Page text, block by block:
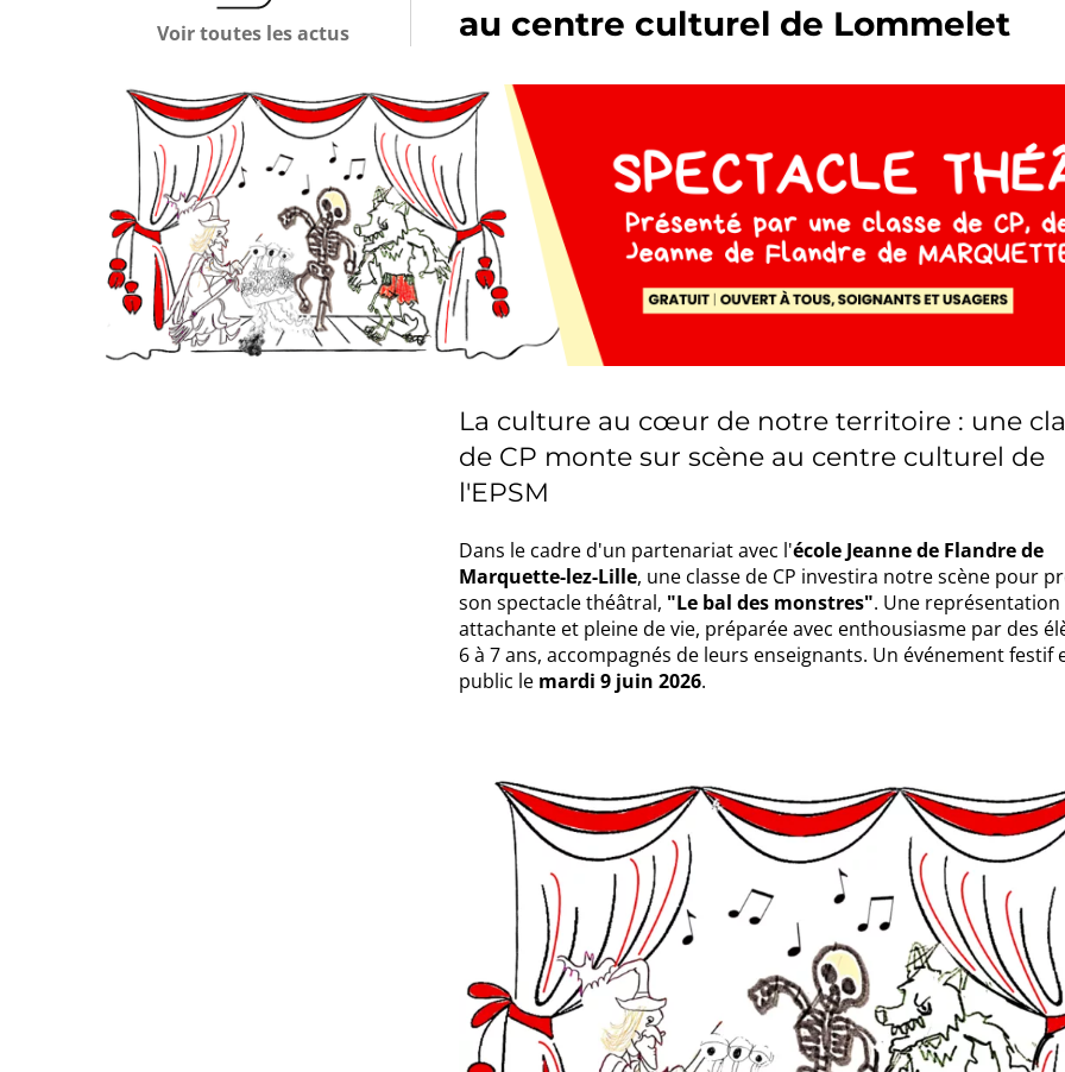
Voir toutes les actus
au centre culturel de Lommelet
La culture au cœur de notre territoire : une
de CP monte sur scène au centre culturel de
l'EPSM
Dans le cadre d'un partenariat avec l'école Jeanne de Flandre de
Marquette-lez-Lille, une classe de CP investira notre scène pour
son spectacle théâtral, "Le bal des monstres". Une représentation
attachante et pleine de vie, préparée avec enthousiasme par des
6 à 7 ans, accompagnés de leurs enseignants. Un événement festif
public le mardi 9 juin 2026.